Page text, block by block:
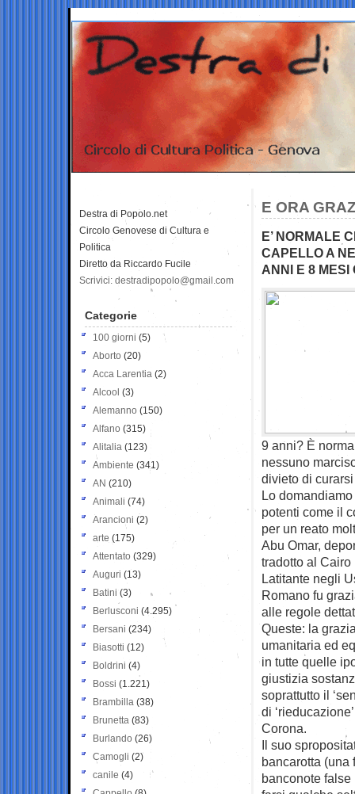
E ORA
E’ NORMALE
CAPELLO A
ANNI E 8
9 anni? È
nessuno
divieto di
Lo
potenti come il
per un reato
Abu Omar,
tradotto al Cairo
Latitante negli
Romano fu
alle regole
Queste: la
umanitaria ed
in tutte quelle
giustizia
soprattutto il
di
Corona.
Il suo
bancarotta (una
banconote
Destra di Popolo.net
Circolo Genovese di Cultura e
Politica
Diretto da Riccardo Fucile
Scrivici: destradipopolo@gmail.com
Categorie
100 giorni (5)
Aborto (20)
Acca Larentia (2)
Alcool (3)
Alemanno (150)
Alfano (315)
Alitalia (123)
Ambiente (341)
AN (210)
Animali (74)
Arancioni (2)
arte (175)
Attentato (329)
Auguri (13)
Batini (3)
Berlusconi (4.295)
Bersani (234)
Biasotti (12)
Boldrini (4)
Bossi (1.221)
Brambilla (38)
Brunetta (83)
Burlando (26)
Camogli (2)
canile (4)